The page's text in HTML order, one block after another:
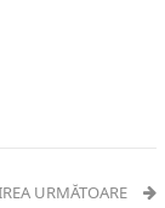
URMĂTOARE